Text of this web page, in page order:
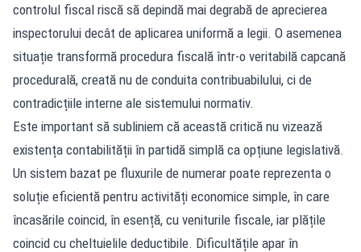
controlul fiscal riscă să depindă mai degrabă de aprecierea
inspectorului decât de aplicarea uniformă a legii. O asemenea
situație transformă procedura fiscală într-o veritabilă capcană
procedurală, creată nu de conduita contribuabilului, ci de
contradicțiile interne ale sistemului normativ.
Este important să subliniem că această critică nu vizează
existența contabilității în partidă simplă ca opțiune legislativă.
Un sistem bazat pe fluxurile de numerar poate reprezenta o
soluție eficientă pentru activități economice simple, în care
încasările coincid, în esență, cu veniturile fiscale, iar plățile
coincid cu cheltuielile deductibile. Dificultățile apar în